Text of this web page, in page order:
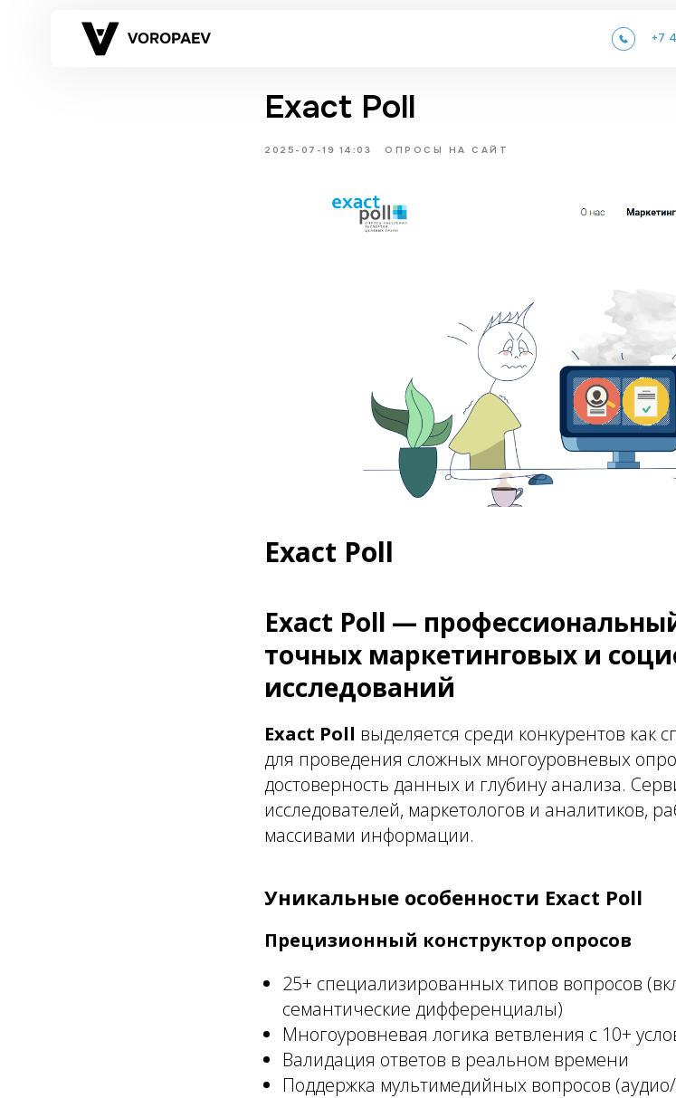
+7 499 322 32 54
Exact Poll
2025-07-19 14:03 ОПРОСЫ НА САЙТ
Exact Poll
Exact Poll —
точных маркетинговых и
исследований
Exact Poll выделяется среди конкурентов как
для проведения сложных многоуровневых
достоверность данных и глубину анализа.
исследователей, маркетологов и аналитиков,
массивами информации.
Уникальные особенности Exact Poll
Прецизионный конструктор опросов
25+ специализированных типов вопросов
семантические дифференциалы)
Многоуровневая логика ветвления с 10+
Валидация ответов в реальном времени
Поддержка мультимедийных вопросов